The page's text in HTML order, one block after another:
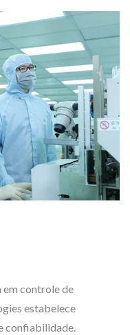
em controle de
estabelece
confiabilidade.